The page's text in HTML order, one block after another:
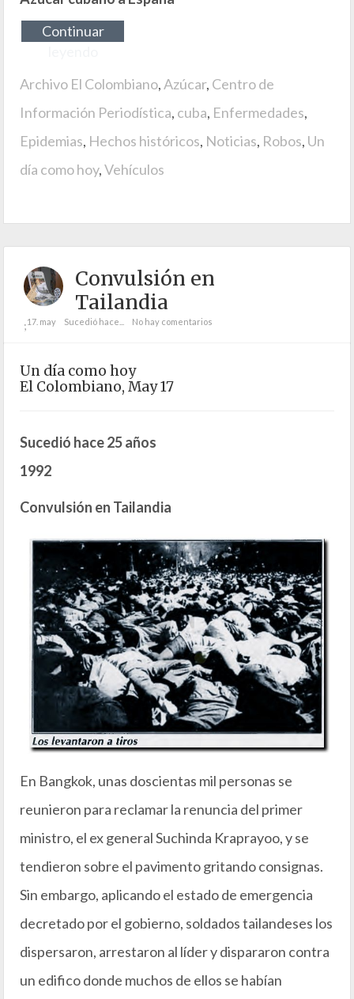
Continuar
Archivo El Colombiano,Azúcar, Centro de
Información Periodística, cuba, Enfermedades,
Epidemias, Hechos históricos, Noticias, Robos, Un
día como hoy,Vehículos
Convulsión en
Tailandia
;17. may Sucedió hace... No hay comentarios
Un día como hoy
El Colombiano, May 17
Sucedió hace 25 años
1992
Convulsión en Tailandia
En Bangkok, unas doscientas mil personas se
reunieron para reclamar la renuncia del primer
ministro, el ex general Suchinda Kraprayoo, y se
tendieron sobre el pavimento gritando consignas.
Sin embargo, aplicando el estado de emergencia
decretado por el gobierno, soldados tailandeses los
dispersaron, arrestaron al líder y dispararon contra
un edifico donde muchos de ellos se habían